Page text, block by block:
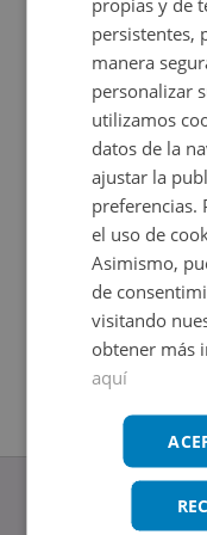
Local Comercial en
Impuestos no incluidos
persistentes,
manera
personalizar
utilizamos
datos de la
ajustar la
preferencias.
el uso de
Asimismo,
de
visitando
obtener más
aquí